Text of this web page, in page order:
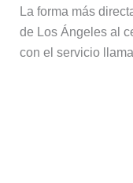
La forma más
de Los Ángeles al
con el servicio